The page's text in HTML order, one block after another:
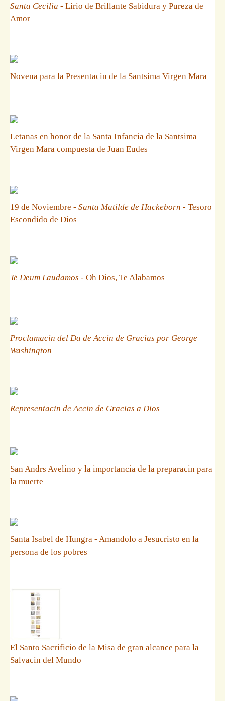
Santa Cecilia - Lirio de Brillante Sabidura y Pureza de
Amor
Novena para la Presentacin de la Santsima Virgen Mara
Letanas en honor de la Santa Infancia de la Santsima
Virgen Mara compuesta de Juan Eudes
19 de Noviembre - Santa Matilde de Hackeborn - Tesoro
Escondido de Dios
Te Deum Laudamos - Oh Dios, Te Alabamos
Proclamacin del Da de Accin de Gracias por George
Washington
Representacin de Accin de Gracias a Dios
San Andrs Avelino y la importancia de la preparacin para
la muerte
Santa Isabel de Hungra - Amandolo a Jesucristo en la
persona de los pobres
El Santo Sacrificio de la Misa de gran alcance para la
Salvacin del Mundo